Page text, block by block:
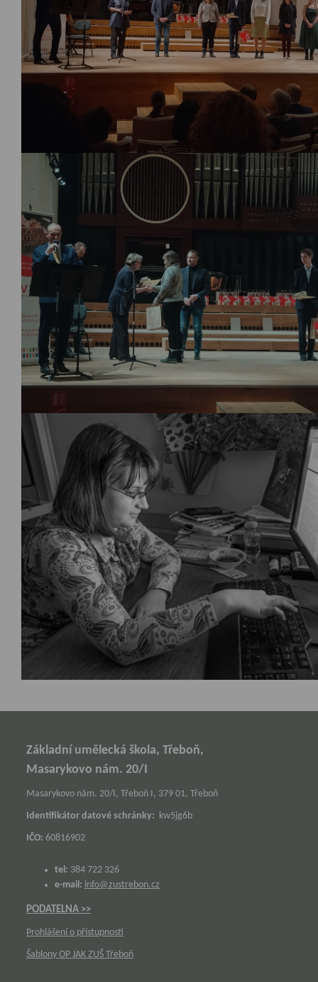
Základní umělecká škola, Třeboň,
Masarykovo nám. 20/I
Masarykovo nám. 20/I, Třeboň I, 379 01, Třeboň
Identifikátor datové schránky: kw5jg6b
IČO: 60816902
tel: 384 722 326
e-mail: info@zustrebon.cz
PODATELNA >>
Prohlášení o přístupnosti
Šablony OP JAK ZUŠ Třeboň